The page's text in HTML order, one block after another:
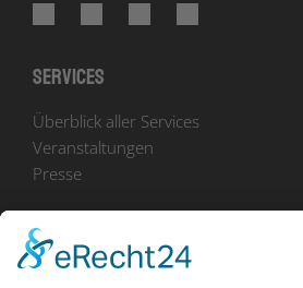
Services
Überblick aller Services
Veranstaltungen
Presse
Bekanntmachungen